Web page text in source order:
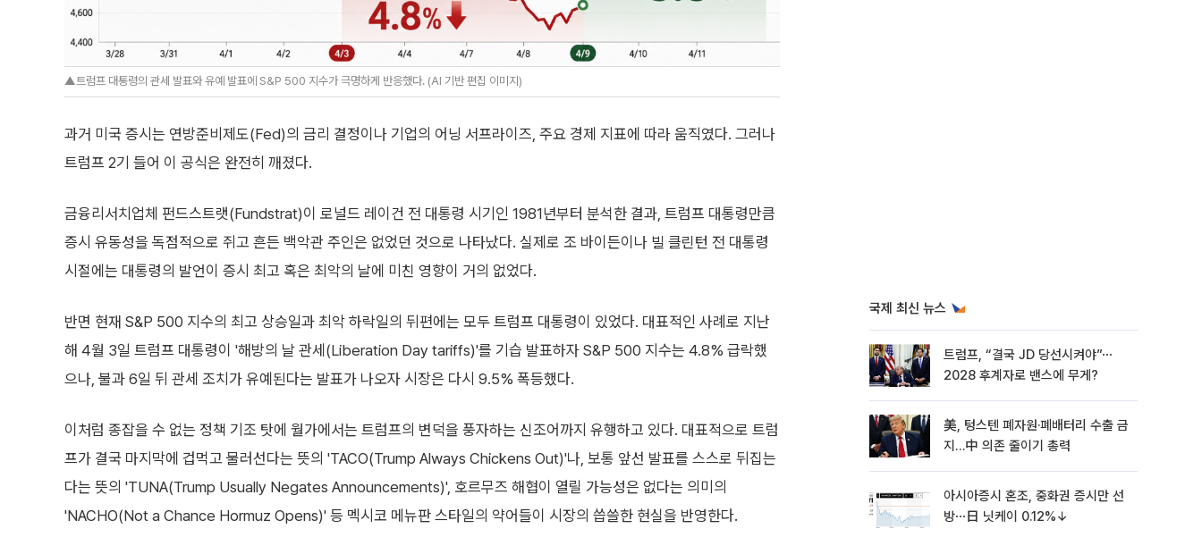
▲트럼프 대통령의 관세 발표와 유예 발표에 S&P 500 지수가 극명하게 반응했다. (AI 기반 편집 이미지)
과거 미국 증시는 연방준비제도(Fed)의 금리 결정이나 기업의 어닝 서프라이즈, 주요 경제 지표에 따라 움직였다. 그러나
트럼프 2기 들어 이 공식은 완전히 깨졌다.
금융리서치업체 펀드스트랫(Fundstrat)이 로널드 레이건 전 대통령 시기인 1981년부터 분석한 결과, 트럼프 대통령만큼
증시 유동성을 독점적으로 쥐고 흔든 백악관 주인은 없었던 것으로 나타났다. 실제로 조 바이든이나 빌 클린턴 전 대통령
시절에는 대통령의 발언이 증시 최고 혹은 최악의 날에 미친 영향이 거의 없었다.
반면 현재 S&P 500 지수의 최고 상승일과 최악 하락일의 뒤편에는 모두 트럼프 대통령이 있었다. 대표적인 사례로 지난
해 4월 3일 트럼프 대통령이 '해방의 날 관세(Liberation Day tariffs)'를 기습 발표하자 S&P 500 지수는 4.8% 급락했
으나, 불과 6일 뒤 관세 조치가 유예된다는 발표가 나오자 시장은 다시 9.5% 폭등했다.
이처럼 종잡을 수 없는 정책 기조 탓에 월가에서는 트럼프의 변덕을 풍자하는 신조어까지 유행하고 있다. 대표적으로 트럼
프가 결국 마지막에 겁먹고 물러선다는 뜻의 'TACO(Trump Always Chickens Out)'나, 보통 앞선 발표를 스스로 뒤집는
다는 뜻의 'TUNA(Trump Usually Negates Announcements)', 호르무즈 해협이 열릴 가능성은 없다는 의미의
'NACHO(Not a Chance Hormuz Opens)' 등 멕시코 메뉴판 스타일의 약어들이 시장의 씁쓸한 현실을 반영한다.
국제 최신 뉴스
트럼프, “결국 JD 당선시켜야”⋯
2028 후계자로 밴스에 무게?
美, 텅스텐 폐자원·폐배터리 수출 금
지…中 의존 줄이기 총력
아시아증시 혼조, 중화권 증시만 선
방⋯日 닛케이 0.12%↓